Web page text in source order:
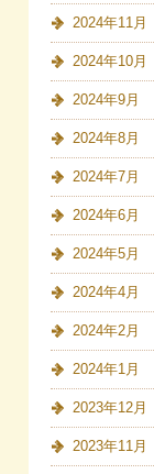
2024年11月
2024年10月
2024年9月
2024年8月
2024年7月
2024年6月
2024年5月
2024年4月
2024年2月
2024年1月
2023年12月
2023年11月